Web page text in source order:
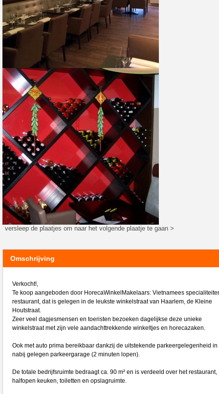
versleep de plaatjes om naar het volgende plaatje te gaan >
Omschrijving
Verkocht!,
Te koop aangeboden door HorecaWinkelMakelaars: Vietnamees
restaurant, dat is gelegen in de leukste winkelstraat van Haarlem, de Kleine
Houtstraat.
Zeer veel dagjesmensen en toeristen bezoeken dagelijkse deze unieke
winkelstraat met zijn vele aandachttrekkende winkeltjes en horecazaken.
Ook met auto prima bereikbaar dankzij de uitstekende parkeergelegenheid in
nabij gelegen parkeergarage (2 minuten lopen).
De totale bedrijfsruimte bedraagt ca. 90 m² en is verdeeld over het restaurant,
halfopen keuken, toiletten en opslagruimte.